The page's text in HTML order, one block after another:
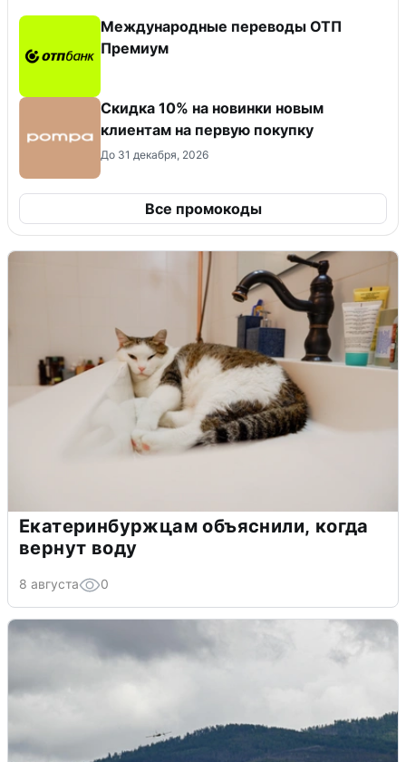
Международные переводы ОТП
Премиум
Скидка 10% на новинки новым
клиентам на первую покупку
До 31 декабря, 2026
Все промокоды
Екатеринбуржцам объяснили, когда
вернут воду
8 августа 0